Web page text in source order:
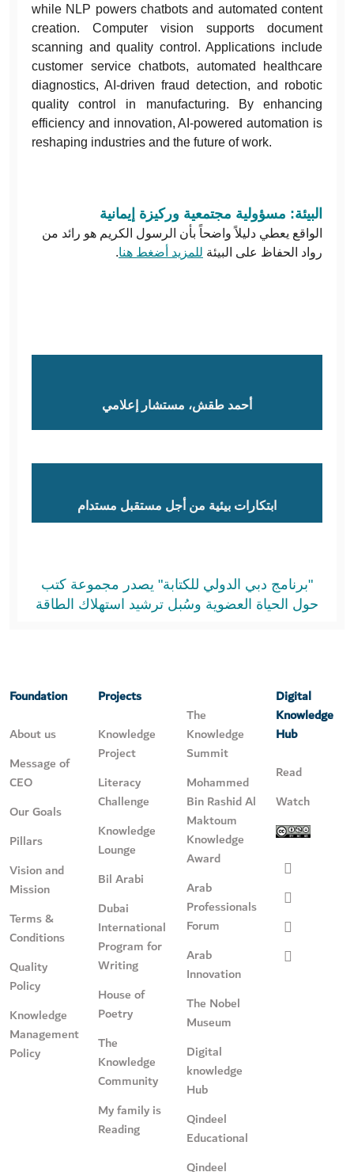
while NLP powers chatbots and automated content
creation. Computer vision supports document
scanning and quality control. Applications include
customer service chatbots, automated healthcare
diagnostics, AI-driven fraud detection, and robotic
quality control in manufacturing. By enhancing
efficiency and innovation, AI-powered automation is
reshaping industries and the future of work.
البيئة: مسؤولية مجتمعية وركيزة إيمانية
الواقع يعطي دليلاً واضحاً بأن الرسول الكريم هو رائد من
رواد الحفاظ على البيئة للمزيد أضغط هنا.
أحمد طقش، مستشار إعلامي
ابتكارات بيئية من أجل مستقبل مستدام
"برنامج دبي الدولي للكتابة" يصدر مجموعة كتب
حول الحياة العضوية وسُبل ترشيد استهلاك الطاقة
Foundation
About us
Message of
CEO
Our Goals
Pillars
Vision and
Mission
Terms &
Conditions
Quality
Policy
Knowledge
Management
Policy
Projects
Knowledge
Project
Literacy
Challenge
Knowledge
Lounge
Bil Arabi
Dubai
International
Program for
Writing
House of
Poetry
The
Knowledge
Community
My family is
Reading
The
Knowledge
Summit
Mohammed
Bin Rashid Al
Maktoum
Knowledge
Award
Arab
Professionals
Forum
Arab
Innovation
The Nobel
Museum
Digital
knowledge
Hub
Qindeel
Educational
Qindeel
Digital
Knowledge
Hub
Read
Watch